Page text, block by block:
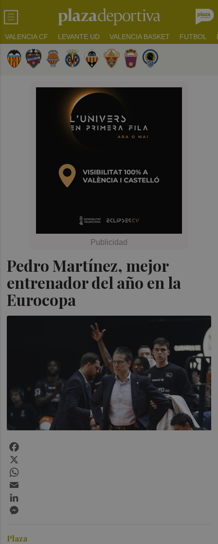
VALENCIA CF LEVANTE UD VALENCIA BASKET FUTBOL
Pedro Martínez, mejor
entrenador del año en la
Eurocopa
Plaza